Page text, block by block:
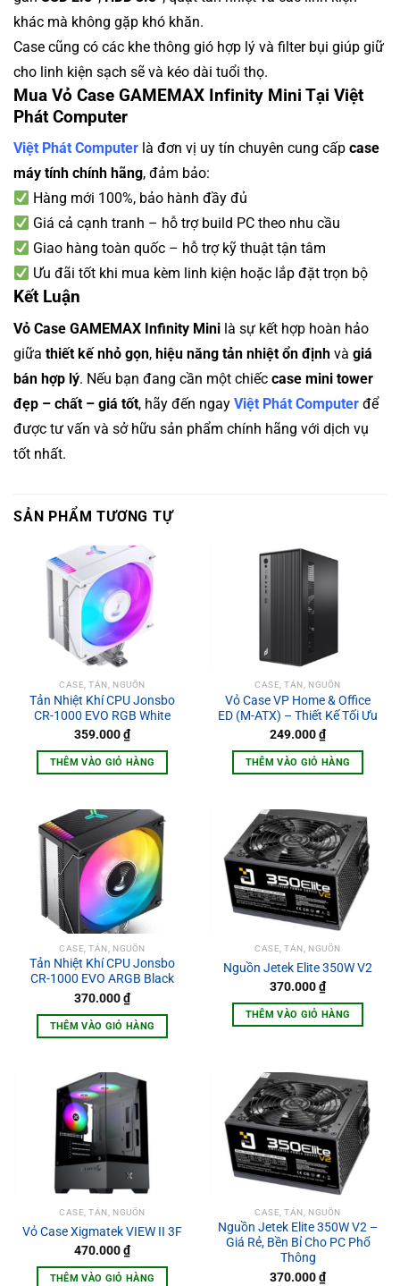
khác mà không gặp khó khăn.
Case cũng có các khe thông gió hợp lý và filter bụi giúp giữ
cho linh kiện sạch sẽ và kéo dài tuổi thọ.
Mua Vỏ Case GAMEMAX Infinity Mini Tại Việt
Phát Computer
Việt Phát Computer là đơn vị uy tín chuyên cung cấp case
máy tính chính hãng, đảm bảo:
Hàng mới 100%, bảo hành đầy đủ
Giá cả cạnh tranh – hỗ trợ build PC theo nhu cầu
Giao hàng toàn quốc – hỗ trợ kỹ thuật tận tâm
Ưu đãi tốt khi mua kèm linh kiện hoặc lắp đặt trọn bộ
Kết Luận
Vỏ Case GAMEMAX Infinity Mini là sự kết hợp hoàn hảo
giữa thiết kế nhỏ gọn, hiệu năng tản nhiệt ổn định và giá
bán hợp lý. Nếu bạn đang cần một chiếc case mini tower
đẹp – chất – giá tốt, hãy đến ngay Việt Phát Computer để
được tư vấn và sở hữu sản phẩm chính hãng với dịch vụ
tốt nhất.
SẢN PHẨM TƯƠNG TỰ
CASE, TẢN, NGUỒN
Tản Nhiệt Khí CPU Jonsbo
CR-1000 EVO RGB White
359.000₫
THÊM VÀO GIỎ HÀNG
CASE, TẢN, NGUỒN
Vỏ Case VP Home & Office
ED (M-ATX) – Thiết Kế Tối Ưu
249.000₫
THÊM VÀO GIỎ HÀNG
CASE, TẢN, NGUỒN
Tản Nhiệt Khí CPU Jonsbo
CR-1000 EVO ARGB Black
370.000₫
THÊM VÀO GIỎ HÀNG
CASE, TẢN, NGUỒN
Nguồn Jetek Elite 350W V2
370.000₫
THÊM VÀO GIỎ HÀNG
CASE, TẢN, NGUỒN
Vỏ Case Xigmatek VIEW II 3F
470.000₫
THÊM VÀO GIỎ HÀNG
CASE, TẢN, NGUỒN
Nguồn Jetek Elite 350W V2 –
Giá Rẻ, Bền Bỉ Cho PC Phổ
Thông
370.000₫